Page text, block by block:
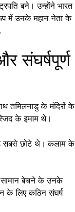
बने। उन्होंने भारत
में उनके महान नेता के
संघर्षपूर्ण
तमिलनाडु के मंदिरों के
के इमाम थे।
सबसे छोटे थे। कलाम के
सामान बेचने के उनके
के लिए कठिन संघर्ष